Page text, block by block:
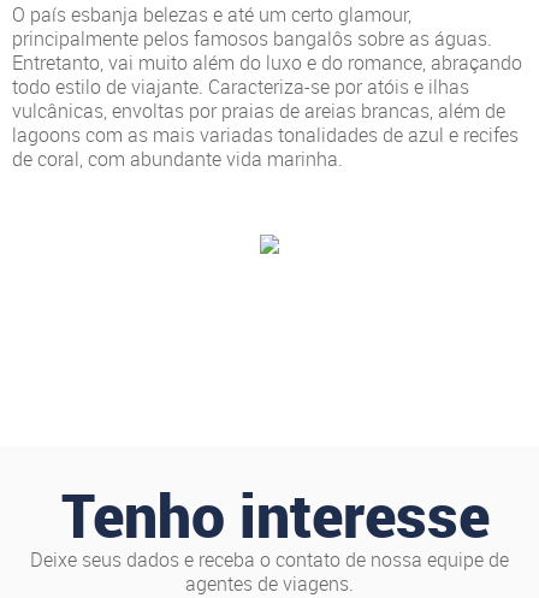
O país esbanja belezas e até um certo glamour,
principalmente pelos famosos bangalôs sobre as águas.
Entretanto, vai muito além do luxo e do romance, abraçando
todo estilo de viajante. Caracteriza-se por atóis e ilhas
vulcânicas, envoltas por praias de areias brancas, além de
lagoons com as mais variadas tonalidades de azul e recifes
de coral, com abundante vida marinha.
Tenho interesse
Deixe seus dados e receba o contato de nossa equipe de
agentes de viagens.